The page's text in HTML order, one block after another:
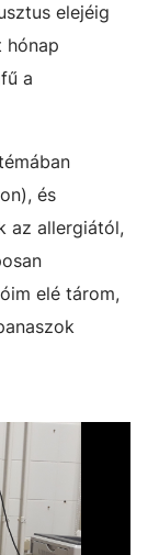
elejéig
hónap
a
és
az allergiától,
elé tárom,